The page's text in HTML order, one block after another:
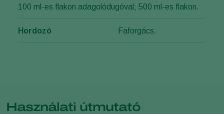
100 ml-es flakon adagolódugóval; 500 ml-es flakon.
Hordozó Faforgács.
Használati útmutató